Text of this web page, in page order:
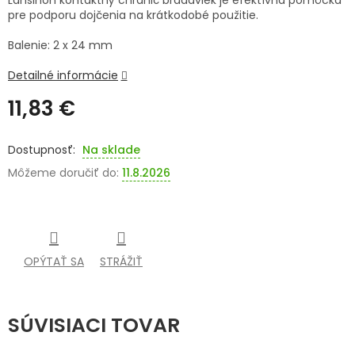
SENIORI
Prihlásenie
11,83 €
cena:
Na sklade
Môžeme doručiť do: 11.8.2026
pre podporu dojčenia na krátkodobé použitie.
Balenie: 2 x 24 mm
Detailné informácie
OPÝTAŤ SA STRÁŽIŤ
SÚVISIACI TOVAR